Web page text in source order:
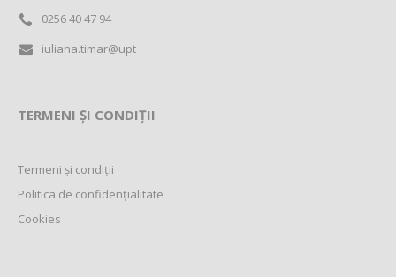
0256 40 47 94
iuliana.timar@upt
TERMENI ȘI CONDIȚII
Termeni și condiții
Politica de confidențialitate
Cookies